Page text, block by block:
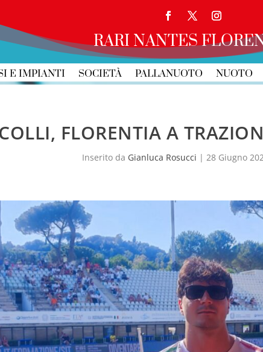
RARI NANTES
E IMPIANTI SOCIETÀ PALLANUOTO NUOTO
FLORENTIA A
Inserito da Gianluca Rosucci | 28 Giugno